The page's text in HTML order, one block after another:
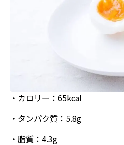
・カロリー：65kcal
・タンパク質：5.8g
・脂質：4.3g